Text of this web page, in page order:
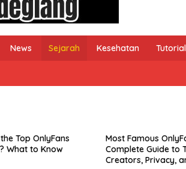
News Sejarah Kesehatan Tutorial
OnlyFans Models:
Guide to Top